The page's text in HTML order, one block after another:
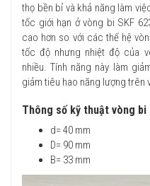
thọ bền bỉ và khả năng làm
tốc giới hạn ở vòng bi SKF
cao hơn so với các thế hệ
tốc độ nhưng nhiệt độ của
nhiều. Tính năng này làm
giảm tiêu hao năng lượng trên
Thông số kỹ thuật vòng bi
d= 40 mm
D= 90 mm
B= 33 mm​